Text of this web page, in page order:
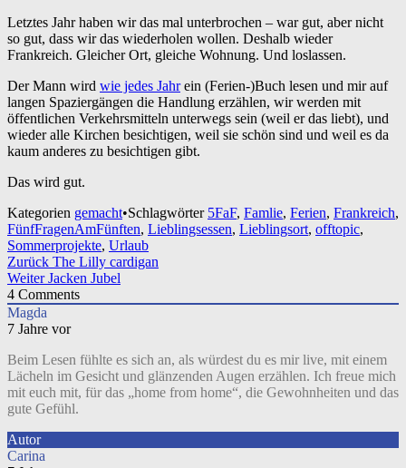
Letztes Jahr haben wir das mal unterbrochen – war gut, aber nicht
so gut, dass wir das wiederholen wollen. Deshalb wieder
Frankreich. Gleicher Ort, gleiche Wohnung. Und loslassen.
Der Mann wird wie jedes Jahrein (Ferien-)Buch lesen und mir auf
langen Spaziergängen die Handlung erzählen, wir werden mit
öffentlichen Verkehrsmitteln unterwegs sein (weil er das liebt), und
wieder alle Kirchen besichtigen, weil sie schön sind und weil es da
kaum anderes zu besichtigen gibt.
Das wird gut.
Kategorien gemacht•Schlagwörter 5FaF, Famlie, Ferien, Frankreich,
FünfFragenAmFünften, Lieblingsessen, Lieblingsort, offtopic,
Sommerprojekte, Urlaub
Beitragsnavigation
Zurück The Lilly cardigan
Weiter Jacken Jubel
4 Comments
Magda
7 Jahre vor
Beim Lesen fühlte es sich an, als würdest du es mir live, mit einem
Lächeln im Gesicht und glänzenden Augen erzählen. Ich freue mich
mit euch mit, für das „home from home“, die Gewohnheiten und das
gute Gefühl.
Autor
Carina